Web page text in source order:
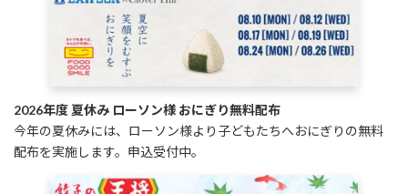
2026年度 夏休み ローソン様 おにぎり無料配布
今年の夏休みには、ローソン様より子どもたちへおにぎりの無料
配布を実施します。申込受付中。